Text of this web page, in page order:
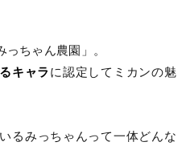
ちゃん農園」。
キャラ に認定してミカンの魅
るみっちゃんって一体どんな